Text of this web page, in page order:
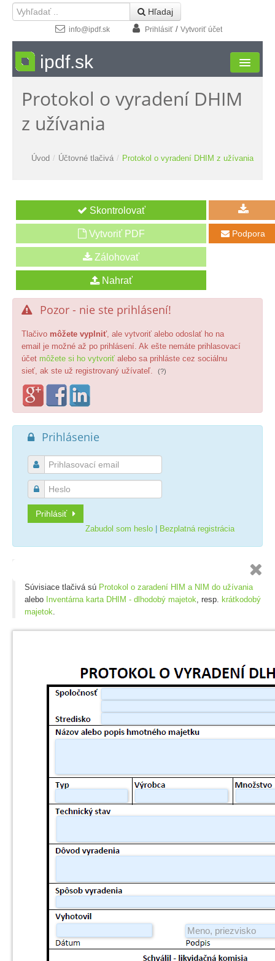
 Hľadaj
info@ipdf.sk Prihlásiť/ Vytvoriť účet
ipdf.sk
Formuláre
Moja zóna
Kontakt
Protokol o vyradení DHIM
z užívania
Úvod / Účtovné tlačivá / Protokol o vyradení DHIM z užívania
Vytvoriť PDF  Podpora
 Pozor - nie ste prihlásení!
Tlačivo môžete vyplniť, ale vytvoriť alebo odoslať ho na
email je možné až po prihlásení. Ak ešte nemáte prihlasovací
účet môžete si ho vytvoriť alebo sa prihláste cez sociálnu
sieť, ak ste už registrovaný užívateľ.
(?)
 Prihlásenie


Prihlásiť
Zabudol som heslo Bezplatná registrácia

Súvisiace tlačivá sú Protokol o zaradení HIM a NIM do užívania
alebo Inventárna karta DHIM - dlhodobý majetok, resp. krátkodobý
majetok.